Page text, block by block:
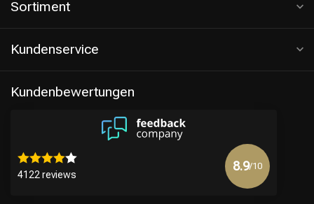
Sortiment
Kundenservice
Kundenbewertungen
4122 reviews
8.9/10